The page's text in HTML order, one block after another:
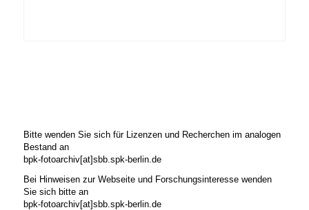
Bitte wenden Sie sich für Lizenzen und Recherchen im analogen
Bestand an
bpk-fotoarchiv[at]sbb.spk-berlin.de
Bei Hinweisen zur Webseite und Forschungsinteresse wenden
Sie sich bitte an
bpk-fotoarchiv[at]sbb.spk-berlin.de